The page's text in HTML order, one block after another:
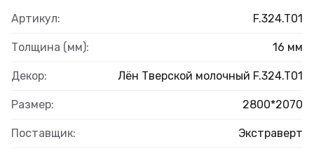
Артикул: F.324.T01
Толщина (мм): 16 мм
Декор: Лён Тверской молочный F.324.T01
Размер: 2800*2070
Поставщик: Экстраверт